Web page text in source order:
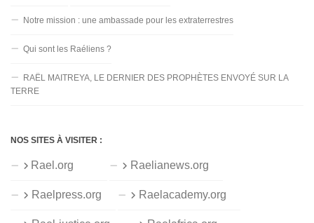
Notre mission : une ambassade pour les extraterrestres
Qui sont les Raéliens ?
RAËL MAITREYA, LE DERNIER DES PROPHÈTES ENVOYÉ SUR LA
TERRE
NOS SITES À VISITER :
Rael.org Raelianews.org
Raelpress.org Raelacademy.org